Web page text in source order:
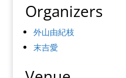
Organizers
外山由紀枝
末吉愛